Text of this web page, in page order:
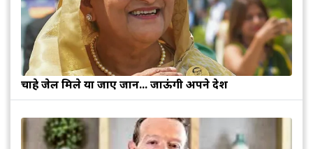
चाहे जेल मिले या जाए जान... जाऊंगी अपने देश